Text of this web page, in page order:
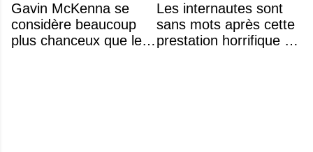
Gavin McKenna se
considère beaucoup
plus chanceux que les
Les internautes sont
sans mots après cette
prestation horrifique de